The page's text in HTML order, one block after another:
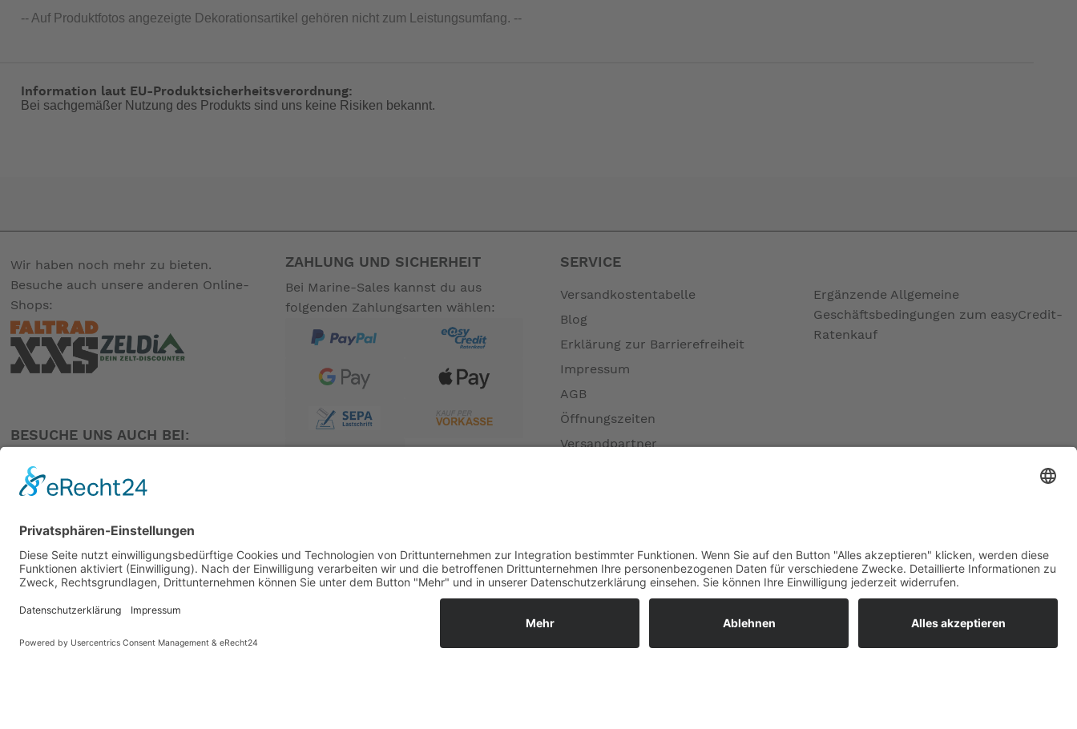
-- Auf Produktfotos angezeigte Dekorationsartikel gehören nicht zum Leistungsumfang. --
Information laut EU-Produktsicherheitsverordnung:
Bei sachgemäßer Nutzung des Produkts sind uns keine Risiken bekannt.
Wir haben noch mehr zu bieten.
Besuche auch unsere anderen Online-
Shops:
BESUCHE UNS AUCH BEI:
ZAHLUNG UND SICHERHEIT
Bei Marine-Sales kannst du aus
folgenden Zahlungsarten wählen:
SERVICE
Versandkostentabelle
Blog
Erklärung zur Barrierefreiheit
Impressum
AGB
Öffnungszeiten
Versandpartner
Widerrufsrecht MS
Widerrufsrecht bei Reparatur
Widerrufsrecht bei Dienstleistungen
Ergänzende Allgemeine
Geschäftsbedingungen zum easyCredit-
Ratenkauf